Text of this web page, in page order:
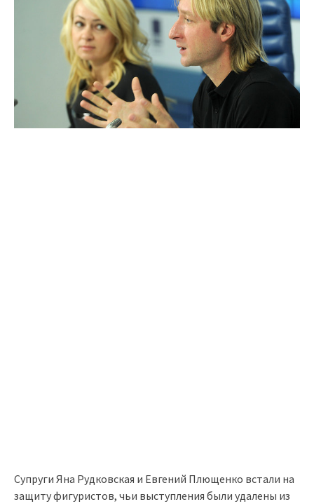
Супруги Яна Рудковская и Евгений Плющенко встали на
защиту фигуристов, чьи выступления были удалены из